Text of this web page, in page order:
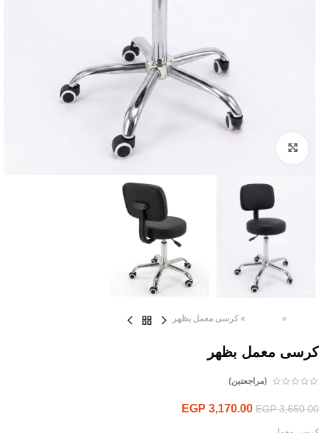
»
» كرسى معمل بظهر
كرسى معمل بظهر
(مراجعتين)
EGP3,650.00
EGP 3,170.00